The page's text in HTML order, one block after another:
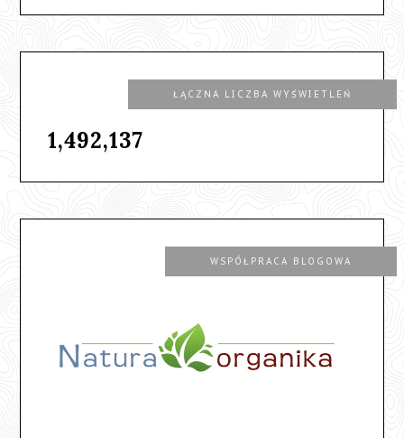
ŁĄCZNA LICZBA WYŚWIETLEŃ
1,492,137
WSPÓŁPRACA BLOGOWA